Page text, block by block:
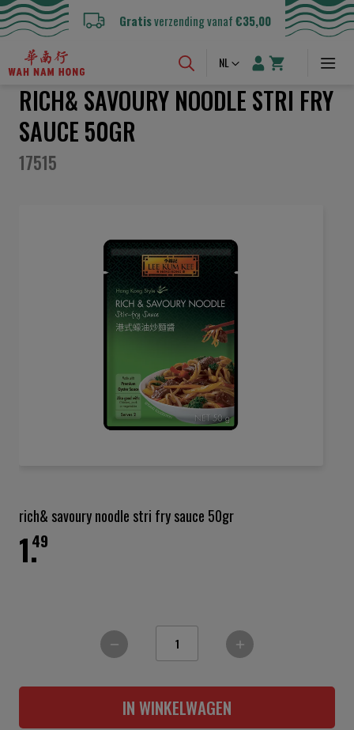
Gratisverzending vanaf€35,00
Taal
NL
RICH& SAVOURY NOODLE STRI FRY
SAUCE 50GR
17515
het
begin
van
afbeeldingen-
rich& savoury noodle stri fry sauce 50gr
49
1.
IN WINKELWAGEN